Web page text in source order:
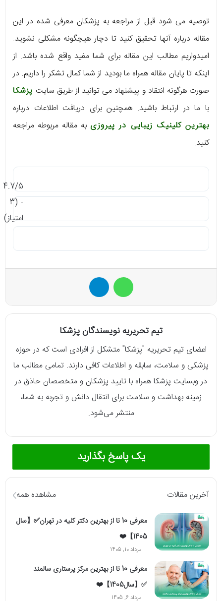
توصیه می شود قبل از مراجعه به پزشکان معرفی شده در این
مقاله درباره آنها تحقیق کنید تا دچار هیچگونه مشکلی نشوید.
امیدواریم مطالب این مقاله برای شما مفید واقع شده باشد. از
اینکه تا پایان مقاله همراه ما بودید از شما کمال تشکر را داریم. در
صورت هرگونه انتقاد و پیشنهاد می توانید از طریق سایت پزشکا
با ما در ارتباط باشید. همچنین برای دریافت اطلاعات درباره
بهترین کلینیک زیبایی در پیروزی به مقاله مربوطه مراجعه
کنید.
4.7/5
- (3
امتیاز)
واتس آپ
تیم تحریریه نویسندگان پزشکا
اعضای تیم تحریریه "پزشکا" متشکل از افرادی است که در حوزه
پزشکی و سلامت، سابقه و اطلاعات کافی دارند. تمامی مطالب ما
در وبسایت پزشکا همراه با تایید پزشکان و متخصصان حاذق در
زمینه بهداشت و سلامت برای انتقال دانش و تجربه به شما،
منتشر می‌شود.
یک پاسخ بگذارید
آخرین مقالات مشاهده همه
معرفی 10 تا از بهترین دکتر کلیه در تهران✅【سال
1405】❤️
مرداد 10, 1405
معرفی 10 تا از بهترین مرکز پرستاری سالمند
✅【سال1405】❤️
مرداد 6, 1405